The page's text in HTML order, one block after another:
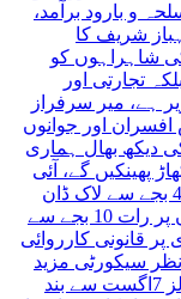
و بارود برآمد،
شریف کا
شاہراہوں کو
تجارتی اور
ہے، میر سرفراز
قیام کے لیے 1195 پولیس افسران اور جوانوں
دیکھ بھال ہماری
پھینکیں گے، آئی
قلات میں آج شام 4 بجے سے لاک ڈان
نافذ، ضلعی انتظامیہ کا اعلان منتخب تاریخوں پر رات 10 بجے سے
پر قانونی کارروائی
سیکورٹی مزید
سخت کردی گئی ہے نجی اور سرکاری اسکولز 7اگست سے بند